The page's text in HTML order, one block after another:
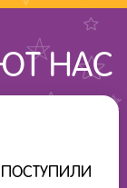
НАС